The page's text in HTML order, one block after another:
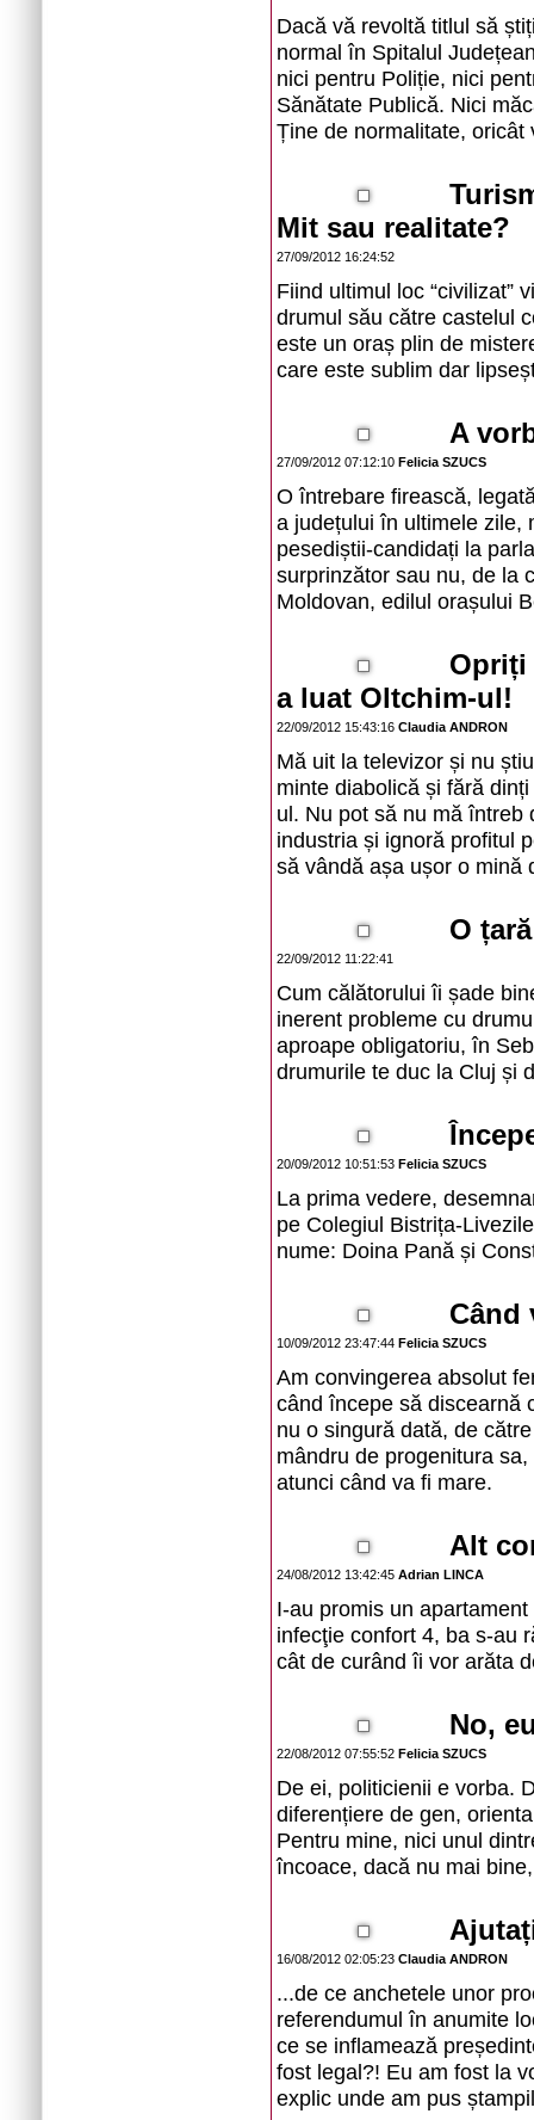
Dacă vă revoltă titlul să
normal în Spitalul
nici pentru Poliție, nici
Sănătate Publică. Nici
Ține de normalitate, oricât
Mit sau realitate?
27/09/2012 16:24:52
Fiind ultimul loc “civilizat”
drumul său către castelul
este un oraș plin de
care este sublim dar
A
27/09/2012 07:12:10 Felicia SZUCS
O întrebare firească,
a județului în ultimele zile,
pesediștii-candidați la
surprinzător sau nu, de la
Moldovan, edilul orașului
Opriți
a luat Oltchim-ul!
22/09/2012 15:43:16 Claudia ANDRON
Mă uit la televizor și nu
minte diabolică și fără
ul. Nu pot să nu mă întreb
industria și ignoră profitul
să vândă așa ușor o mină
O
22/09/2012 11:22:41
Cum călătorului îi șade
inerent probleme cu
aproape obligatoriu, în
drumurile te duc la Cluj și
20/09/2012 10:51:53 Felicia SZUCS
La prima vedere,
pe Colegiul Bistrița-
nume: Doina Pană și
Când
10/09/2012 23:47:44 Felicia SZUCS
Am convingerea absolut
când începe să discearnă
nu o singură dată, de
mândru de progenitura
atunci când va fi mare.
Alt
24/08/2012 13:42:45 Adrian LINCA
I-au promis un
infecţie confort 4, ba s-au
cât de curând îi vor arăta
No,
22/08/2012 07:55:52 Felicia SZUCS
De ei, politicienii e vorba.
diferențiere de gen,
Pentru mine, nici unul
încoace, dacă nu mai
16/08/2012 02:05:23 Claudia ANDRON
...de ce anchetele unor
referendumul în anumite
ce se inflamează
fost legal?! Eu am fost la
explic unde am pus